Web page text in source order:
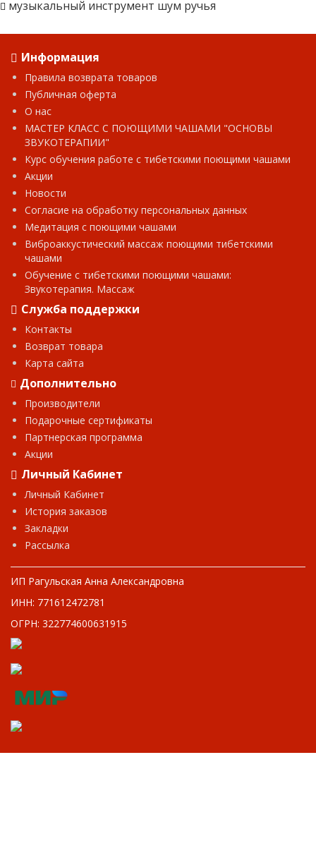
музыкальный инструмент шум ручья
Информация
Правила возврата товаров
Публичная оферта
О нас
МАСТЕР КЛАСС С ПОЮЩИМИ ЧАШАМИ "ОСНОВЫ
ЗВУКОТЕРАПИИ"
Курс обучения работе с тибетскими поющими чашами
Акции
Новости
Согласие на обработку персональных данных
Медитация с поющими чашами
Виброаккустический массаж поющими тибетскими
чашами
Обучение с тибетскими поющими чашами:
Звукотерапия. Массаж
Служба поддержки
Контакты
Возврат товара
Карта сайта
Дополнительно
Производители
Подарочные сертификаты
Партнерская программа
Акции
Личный Кабинет
Личный Кабинет
История заказов
Закладки
Рассылка
ИП Рагульская Анна Александровна
ИНН: 771612472781
ОГРН: 322774600631915